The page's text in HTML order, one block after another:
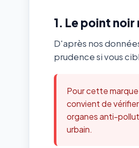
1. Le point
D'après nos
prudence si vous
Pour cette
convient de
organes anti-
urbain.